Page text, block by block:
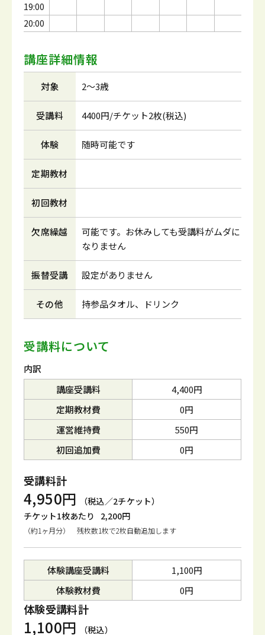
19:00
20:00
講座詳細情報
対象 2～3歳
受講料 4400円/チケット2枚(税込)
体験 随時可能です
定期教材
初回教材
欠席繰越
可能です。お休みしても受講料がムダに
なりません
振替受講 設定がありません
その他 持参品タオル、ドリンク
受講料について
内訳
講座受講料
4,400円
定期教材費
0円
運営維持費
550円
初回追加費
0円
受講料計
4,950円
（税込／2チケット）
チケット1枚あたり
2,200円
（約1ヶ月分） 残枚数1枚で2枚自動追加します
体験講座受講料
1,100円
体験教材費
0円
体験受講料計
1,100円 （税込）